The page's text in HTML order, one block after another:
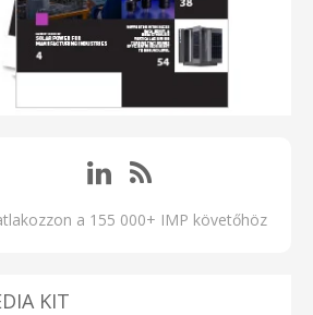
a 155 000+ IMP követőhöz
KIT